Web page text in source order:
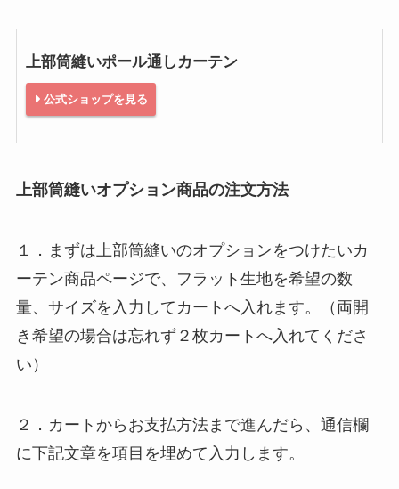
上部筒縫いポール通しカーテン
公式ショップを見る
上部筒縫いオプション商品の注文方法
１．まずは上部筒縫いのオプションをつけたいカ
ーテン商品ページで、フラット生地を希望の数
量、サイズを入力してカートへ入れます。（両開
き希望の場合は忘れず２枚カートへ入れてくださ
い）
２．カートからお支払方法まで進んだら、通信欄
に下記文章を項目を埋めて入力します。